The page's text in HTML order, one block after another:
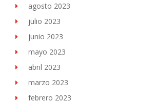
agosto 2023
julio 2023
junio 2023
mayo 2023
abril 2023
marzo 2023
febrero 2023